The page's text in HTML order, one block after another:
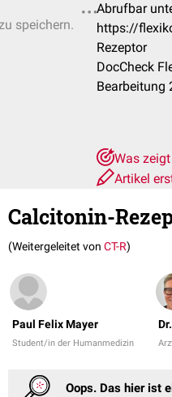
speichern.
Abrufbar
https://
Rezeptor
DocCheck
Bearbeitung
Was
Artikel
Calcitonin-
(Weitergeleitet von CT-R)
Paul Felix Mayer
Student/in der Humanmedizin
Oops. Das hier ist